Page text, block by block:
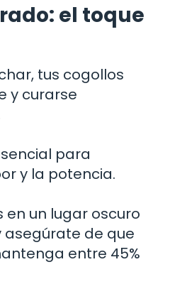
el toque
tus cogollos
y curarse
para
y la potencia.
un lugar oscuro
asegúrate de que
entre 45%